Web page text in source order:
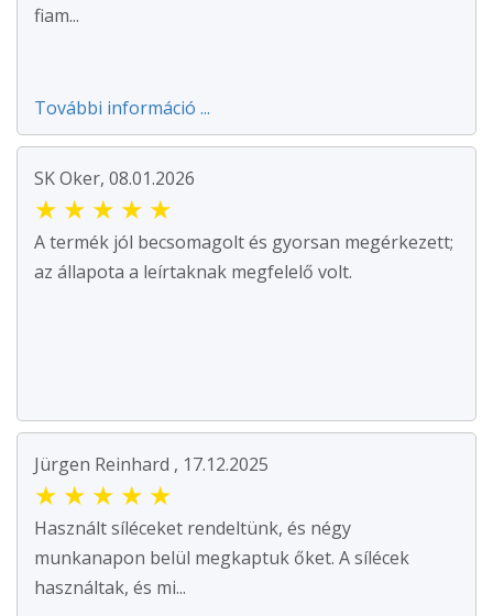
fiam...
További információ ...
SK Oker, 08.01.2026
★ ★ ★ ★ ★
A termék jól becsomagolt és gyorsan megérkezett;
az állapota a leírtaknak megfelelő volt.
Jürgen Reinhard , 17.12.2025
★ ★ ★ ★ ★
Használt síléceket rendeltünk, és négy
munkanapon belül megkaptuk őket. A sílécek
használtak, és mi...